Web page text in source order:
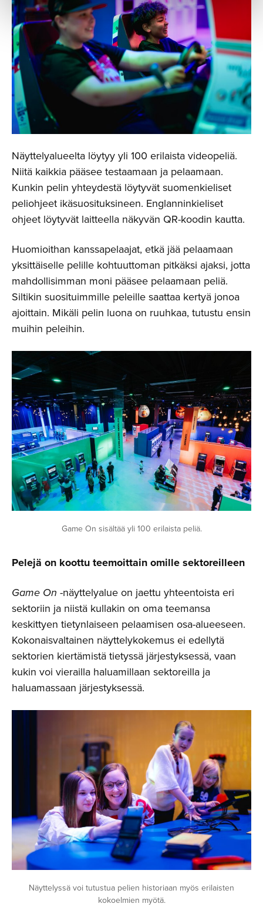
Näyttelyalueelta löytyy yli 100 erilaista videopeliä.
Niitä kaikkia pääsee testaamaan ja pelaamaan.
Kunkin pelin yhteydestä löytyvät suomenkieliset
peliohjeet ikäsuosituksineen. Englanninkieliset
ohjeet löytyvät laitteella näkyvän QR-koodin kautta.
Huomioithan kanssapelaajat, etkä jää pelaamaan
yksittäiselle pelille kohtuuttoman pitkäksi ajaksi, jotta
mahdollisimman moni pääsee pelaamaan peliä.
Siltikin suosituimmille peleille saattaa kertyä jonoa
ajoittain. Mikäli pelin luona on ruuhkaa, tutustu ensin
muihin peleihin.
Game On sisältää yli 100 erilaista peliä.
Pelejä on koottu teemoittain omille sektoreilleen
Game On -näyttelyalue on jaettu yhteentoista eri
sektoriin ja niistä kullakin on oma teemansa
keskittyen tietynlaiseen pelaamisen osa-alueeseen.
Kokonaisvaltainen näyttelykokemus ei edellytä
sektorien kiertämistä tietyssä järjestyksessä, vaan
kukin voi vierailla haluamillaan sektoreilla ja
haluamassaan järjestyksessä.
Näyttelyssä voi tutustua pelien historiaan myös erilaisten
kokoelmien myötä.